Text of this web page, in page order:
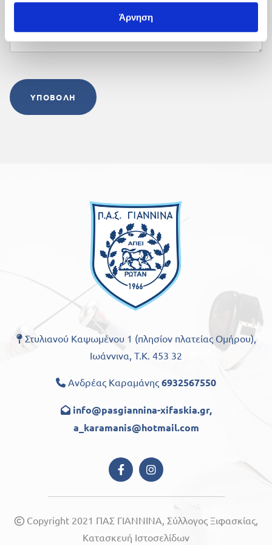
Άρνηση
Στυλιανού Καψωμένου 1 (πλησίον πλατείας Ομήρου),
Ιωάννινα, Τ.Κ. 453 32
 Ανδρέας Καραμάνης 6932567550
 info@pasgiannina-xifaskia.gr,
a_karamanis@hotmail.com
Copyright 2021 ΠΑΣ ΓΙΑΝΝΙΝΑ, Σύλλογος Ξιφασκίας,
Κατασκευή Ιστοσελίδων